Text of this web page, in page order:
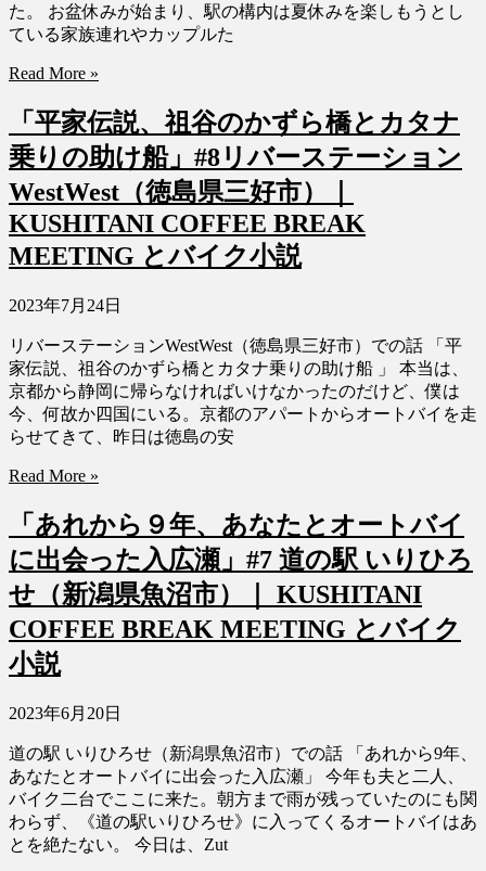
た。 お盆休みが始まり、駅の構内は夏休みを楽しもうとし
ている家族連れやカップルた
Read More »
「平家伝説、祖谷のかずら橋とカタナ
乗りの助け船」#8リバーステーション
WestWest（徳島県三好市）｜
KUSHITANI COFFEE BREAK
MEETING とバイク小説
2023年7月24日
リバーステーションWestWest（徳島県三好市）での話 「平
家伝説、祖谷のかずら橋とカタナ乗りの助け船 」 本当は、
京都から静岡に帰らなければいけなかったのだけど、僕は
今、何故か四国にいる。京都のアパートからオートバイを走
らせてきて、昨日は徳島の安
Read More »
「あれから９年、あなたとオートバイ
に出会った入広瀬」#7 道の駅 いりひろ
せ（新潟県魚沼市）｜ KUSHITANI
COFFEE BREAK MEETING とバイク
小説
2023年6月20日
道の駅 いりひろせ（新潟県魚沼市）での話 「あれから9年、
あなたとオートバイに出会った入広瀬」 今年も夫と二人、
バイク二台でここに来た。朝方まで雨が残っていたのにも関
わらず、《道の駅いりひろせ》に入ってくるオートバイはあ
とを絶たない。 今日は、Zut